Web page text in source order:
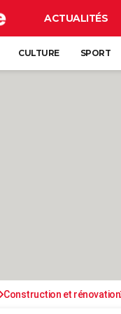
ACTUALITÉS
CULTURE SPORT
Construction et rénovation